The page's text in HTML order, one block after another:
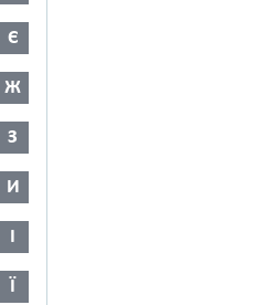
Є
Ж
З
И
І
Ї